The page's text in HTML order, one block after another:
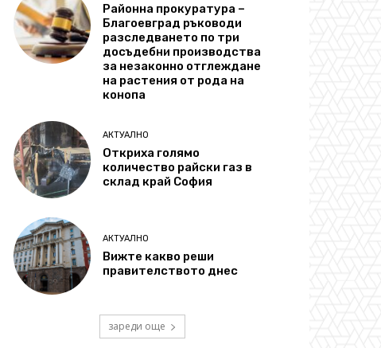
Районна прокуратура –
Благоевград ръководи
разследването по три
досъдебни производства
за незаконно отглеждане
на растения от рода на
конопа
АКТУАЛНО
Откриха голямо
количество райски газ в
склад край София
АКТУАЛНО
Вижте какво реши
правителството днес
зареди още